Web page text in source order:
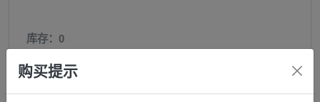
库存：0
价格：￥ 39.90
邮箱:
购买提示